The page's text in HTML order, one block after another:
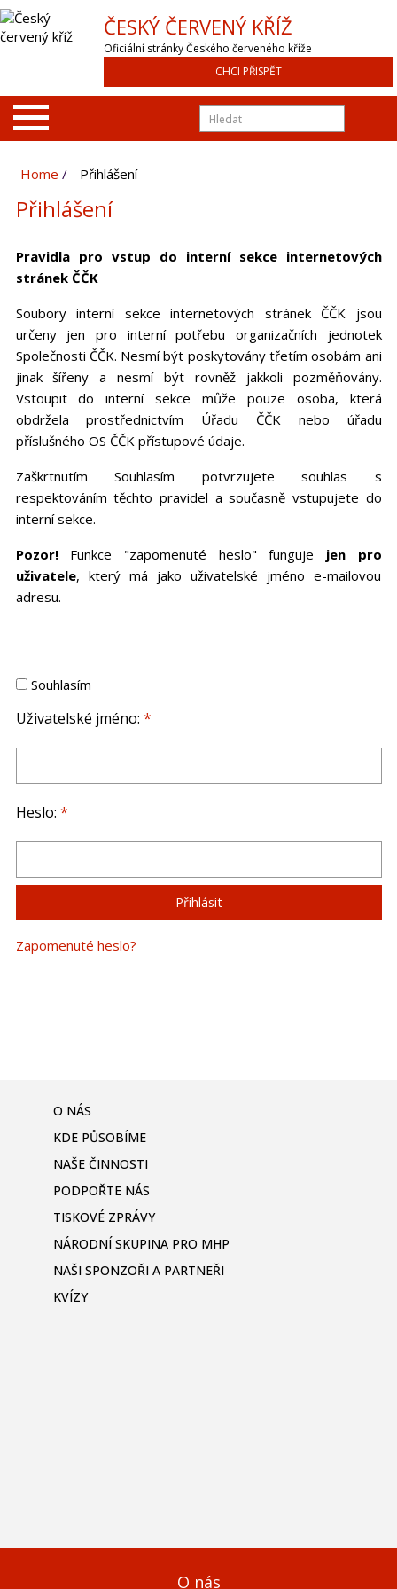
ČESKÝ ČERVENÝ KŘÍŽ
Oficiální stránky Českého červeného kříže
CHCI PŘISPĚT
Home Přihlášení
Přihlášení
Pravidla pro vstup do interní sekce internetových
stránek ČČK
Soubory interní sekce internetových stránek ČČK jsou
určeny jen pro interní potřebu organizačních jednotek
Společnosti ČČK. Nesmí být poskytovány třetím osobám ani
jinak šířeny a nesmí být rovněž jakkoli pozměňovány.
Vstoupit do interní sekce může pouze osoba, která
obdržela prostřednictvím Úřadu ČČK nebo úřadu
příslušného OS ČČK přístupové údaje.
Zaškrtnutím Souhlasím potvrzujete souhlas s
respektováním těchto pravidel a současně vstupujete do
interní sekce.
Pozor!Funkce "zapomenuté heslo" funguje jen pro
uživatele, který má jako uživatelské jméno e-mailovou
adresu.
Souhlasím
Uživatelské jméno: *
Heslo: *
Zapomenuté heslo?
O NÁS
KDE PŮSOBÍME
NAŠE ČINNOSTI
PODPOŘTE NÁS
TISKOVÉ ZPRÁVY
NÁRODNÍ SKUPINA PRO MHP
NAŠI SPONZOŘI A PARTNEŘI
KVÍZY
O nás